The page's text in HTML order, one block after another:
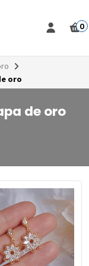
0
oro
de oro